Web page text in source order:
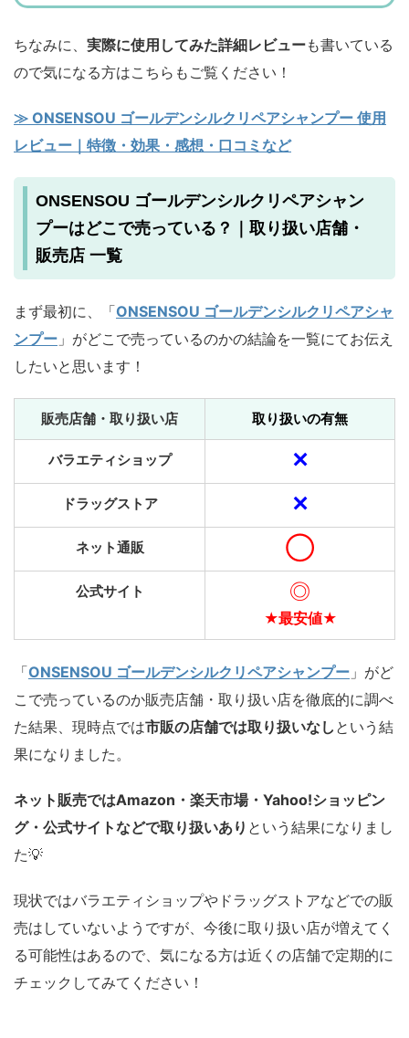
ちなみに、 実際に使用してみた詳細レビューも書いている
ので気になる方はこちらもご覧ください！
≫ ONSENSOU ゴールデンシルクリペアシャンプー 使用
レビュー｜特徴・効果・感想・口コミなど
ONSENSOU ゴールデンシルクリペアシャン
プーはどこで売っている？｜取り扱い店舗・
販売店 一覧
まず最初に、「ONSENSOU ゴールデンシルクリペアシャ
ンプー 」がどこで売っているのかの結論を一覧にてお伝え
したいと思います！
販売店舗・取り扱い店 取り扱いの有無
バラエティショップ ✕
ドラッグストア ✕
ネット通販 ◯
公式サイト ◎
★最安値★
「ONSENSOU ゴールデンシルクリペアシャンプー 」がど
こで売っているのか販売店舗・取り扱い店を徹底的に調べ
た結果、現時点では市販の店舗では取り扱いなし という結
果になりました。
ネット販売ではAmazon・楽天市場・Yahoo!ショッピン
グ・公式サイトなどで取り扱いあり という結果になりまし
た💡
現状ではバラエティショップやドラッグストアなどでの販
売はしていないようですが、今後に取り扱い店が増えてく
る可能性はあるので、気になる方は近くの店舗で定期的に
チェックしてみてください！